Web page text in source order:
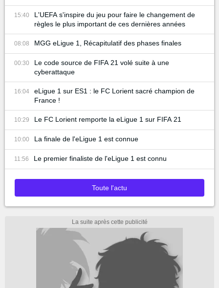
15:40
L'UEFA s'inspire du jeu pour faire le changement de
règles le plus important de ces dernières années
08:08 MGG eLigue 1, Récapitulatif des phases finales
00:30
Le code source de FIFA 21 volé suite à une
cyberattaque
16:04
eLigue 1 sur ES1 : le FC Lorient sacré champion de
France !
10:29 Le FC Lorient remporte la eLigue 1 sur FIFA 21
10:00 La finale de l'eLigue 1 est connue
11:56 Le premier finaliste de l'eLigue 1 est connu
Toute l'actu